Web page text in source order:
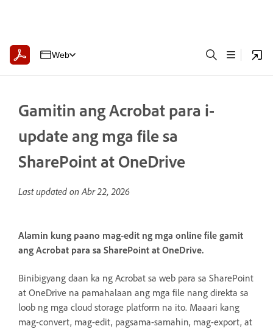
Web
Gamitin ang Acrobat para i-
update ang mga file sa
SharePoint at OneDrive
Last updated onAbr 22, 2026
Alamin kung paano mag-edit ng mga online file gamit
ang Acrobat para sa SharePoint at OneDrive.
Binibigyang daan ka ng Acrobat sa web para sa SharePoint
at OneDrive na pamahalaan ang mga file nang direkta sa
loob ng mga cloud storage platform na ito. Maaari kang
mag-convert, mag-edit, pagsama-samahin, mag-export, at